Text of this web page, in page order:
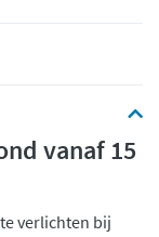
vanaf 15
verlichten bij